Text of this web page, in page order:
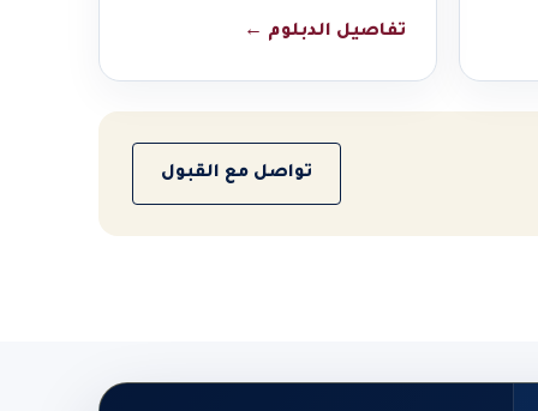
تفاصيل الدبلوم ←
تواصل مع القبول